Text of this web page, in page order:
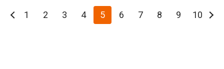
1 2 3 4 5 6 7 8 9 10